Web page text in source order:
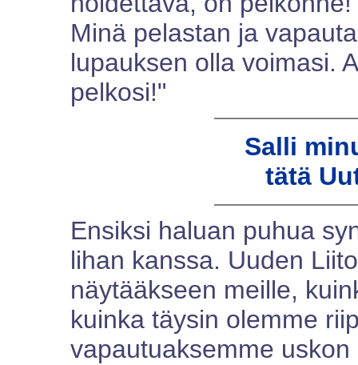
Minä pelastan ja
lupauksen olla voimasi.
pelkosi!"
Salli
tätä
Ensiksi haluan puhua
lihan kanssa. Uuden
näytääkseen meille,
kuinka täysin olemme
vapautuaksemme uskon